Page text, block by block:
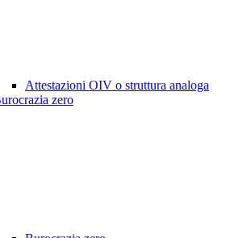
Attestazioni OIV o struttura analoga
zero